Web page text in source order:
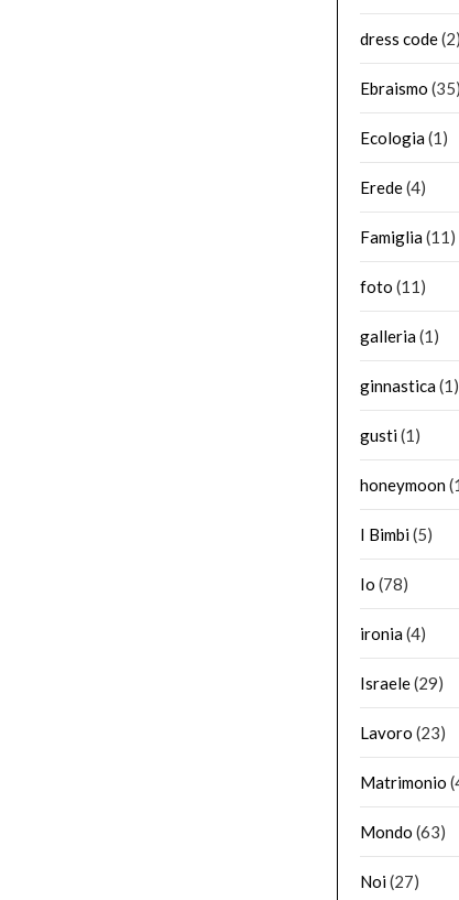
dress code(2)
Ebraismo (35)
Ecologia(1)
Erede(4)
Famiglia(11)
foto (11)
galleria(1)
ginnastica(1)
gusti(1)
honeymoon
I Bimbi(5)
Io (78)
ironia(4)
Israele(29)
Lavoro (23)
Matrimonio
Mondo (63)
Noi(27)